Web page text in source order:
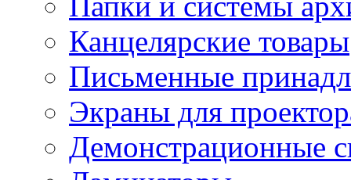
Канцелярские товары
Письменные
Экраны для
Демонстрационные